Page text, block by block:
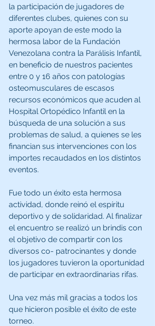
la participación de jugadores de
diferentes clubes, quienes con su
aporte apoyan de este modo la
hermosa labor de la Fundación
Venezolana contra la Parálisis Infantil,
en beneficio de nuestros pacientes
entre 0 y 16 años con patologías
osteomusculares de escasos
recursos económicos que acuden al
Hospital Ortopédico Infantil en la
búsqueda de una solución a sus
problemas de salud, a quienes se les
financian sus intervenciones con los
importes recaudados en los distintos
eventos.
Fue todo un éxito esta hermosa
actividad, donde reinó el espíritu
deportivo y de solidaridad. Al finalizar
el encuentro se realizó un brindis con
el objetivo de compartir con los
diversos co- patrocinantes y donde
los jugadores tuvieron la oportunidad
de participar en extraordinarias rifas.
Una vez más mil gracias a todos los
que hicieron posible el éxito de este
torneo.